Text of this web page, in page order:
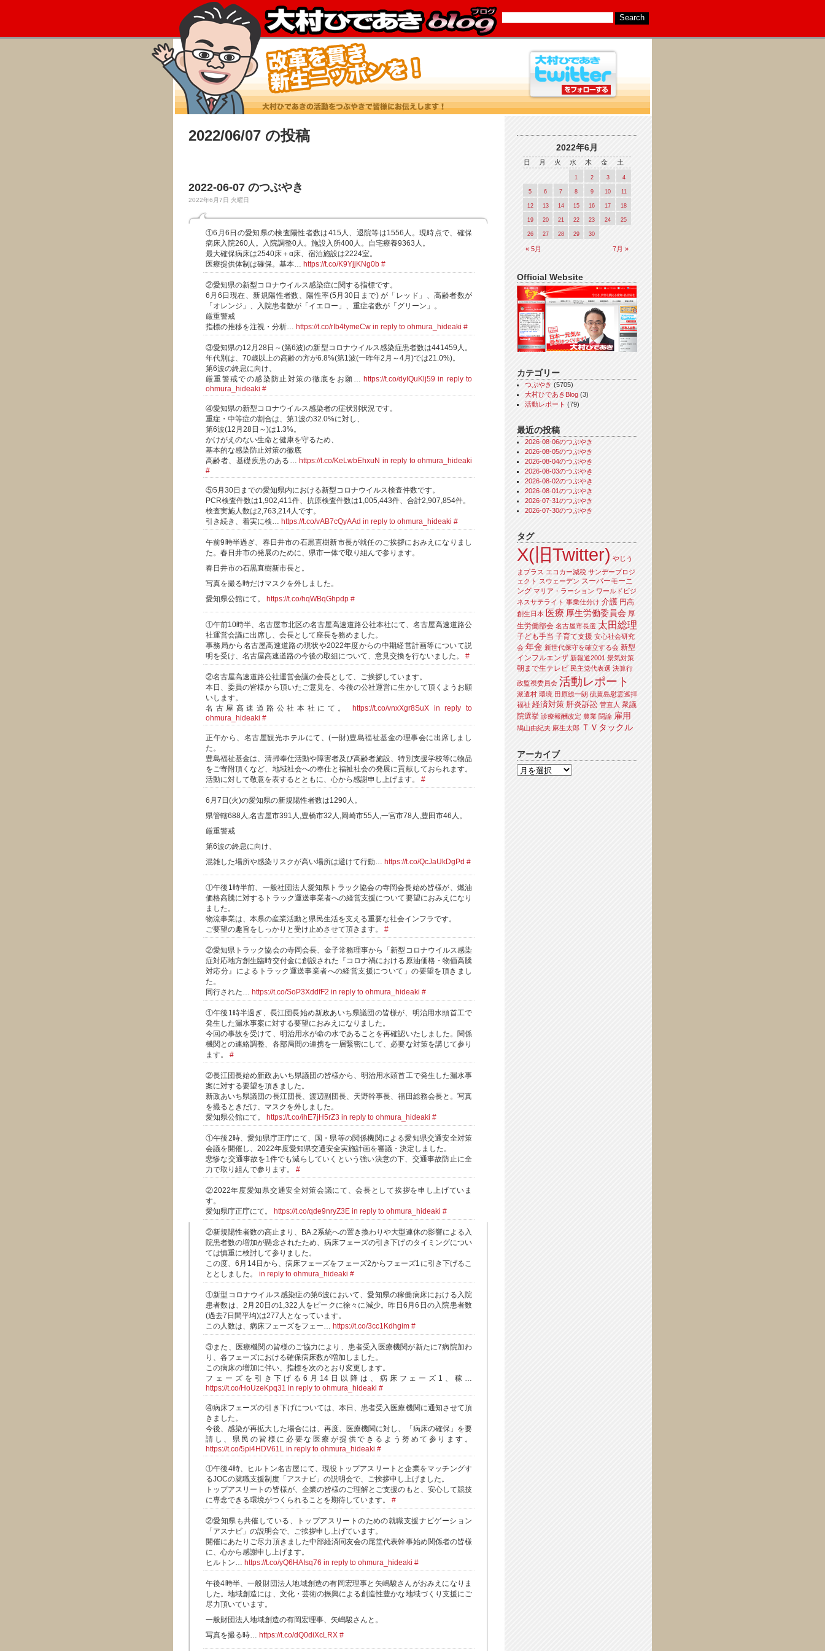
2022/06/07 の投稿
2022-06-07 のつぶやき
2022年6月7日 火曜日
①6月6日の愛知県の検査陽性者数は415人、退院等は1556人。現時点で、確保
病床入院260人。入院調整0人。施設入所400人。自宅療養9363人。
最大確保病床は2540床＋α床、宿泊施設は2224室。
医療提供体制は確保。基本… https://t.co/K9YjjKNg0b #
②愛知県の新型コロナウイルス感染症に関する指標です。
6月6日現在、新規陽性者数、陽性率(5月30日まで) が「レッド」、高齢者数が
「オレンジ」、入院患者数が「イエロー」、重症者数が「グリーン」。
厳重警戒
指標の推移を注視・分析… https://t.co/rIb4tymeCw in reply to ohmura_hideaki #
③愛知県の12月28日～(第6波)の新型コロナウイルス感染症患者数は441459人。
年代別は、70歳以上の高齢の方が6.8%(第1波(一昨年2月～4月)では21.0%)。
第6波の終息に向け、
厳重警戒での感染防止対策の徹底をお願… https://t.co/dyIQuKlj59 in reply to
ohmura_hideaki #
④愛知県の新型コロナウイルス感染者の症状別状況です。
重症・中等症の割合は、第1波の32.0%に対し、
第6波(12月28日～)は1.3%。
かけがえのない生命と健康を守るため、
基本的な感染防止対策の徹底
高齢者、基礎疾患のある… https://t.co/KeLwbEhxuN in reply to ohmura_hideaki
#
⑤5月30日までの愛知県内における新型コロナウイルス検査件数です。
PCR検査件数は1,902,411件、抗原検査件数は1,005,443件、合計2,907,854件。
検査実施人数は2,763,214人です。
引き続き、着実に検… https://t.co/vAB7cQyAAd in reply to ohmura_hideaki #
午前9時半過ぎ、春日井市の石黒直樹新市長が就任のご挨拶におみえになりまし
た。春日井市の発展のために、県市一体で取り組んで参ります。
春日井市の石黒直樹新市長と。
写真を撮る時だけマスクを外しました。
愛知県公館にて。
https://t.co/hqWBqGhpdp #
①午前10時半、名古屋市北区の名古屋高速道路公社本社にて、名古屋高速道路公
社運営会議に出席し、会長として座長を務めました。
事務局から名古屋高速道路の現状や2022年度からの中期経営計画等について説
明を受け、名古屋高速道路の今後の取組について、意見交換を行ないました。 #
②名古屋高速道路公社運営会議の会長として、ご挨拶しています。
本日、委員の皆様から頂いたご意見を、今後の公社運営に生かして頂くようお願
いします。
名古屋高速道路公社本社にて。
https://t.co/vnxXgr8SuX in reply to
ohmura_hideaki #
正午から、名古屋観光ホテルにて、(一財)豊島福祉基金の理事会に出席しまし
た。
豊島福祉基金は、清掃奉仕活動や障害者及び高齢者施設、特別支援学校等に物品
をご寄附頂くなど、地域社会への奉仕と福祉社会の発展に貢献しておられます。
活動に対して敬意を表するとともに、心から感謝申し上げます。 #
6月7日(火)の愛知県の新規陽性者数は1290人。
県管轄688人,名古屋市391人,豊橋市32人,岡崎市55人,一宮市78人,豊田市46人。
厳重警戒
第6波の終息に向け、
混雑した場所や感染リスクが高い場所は避けて行動… https://t.co/QcJaUkDgPd #
①午後1時半前、一般社団法人愛知県トラック協会の寺岡会長始め皆様が、燃油
価格高騰に対するトラック運送事業者への経営支援について要望におみえになり
ました。
物流事業は、本県の産業活動と県民生活を支える重要な社会インフラです。
ご要望の趣旨をしっかりと受け止めさせて頂きます。 #
②愛知県トラック協会の寺岡会長、金子常務理事から「新型コロナウイルス感染
症対応地方創生臨時交付金に創設された『コロナ禍における原油価格・物価高騰
対応分』によるトラック運送事業者への経営支援について」の要望を頂きまし
た。
同行された… https://t.co/SoP3XddfF2 in reply to ohmura_hideaki #
①午後1時半過ぎ、長江団長始め新政あいち県議団の皆様が、明治用水頭首工で
発生した漏水事案に対する要望におみえになりました。
今回の事故を受けて、明治用水が命の水であることを再確認いたしました。関係
機関との連絡調整、各部局間の連携を一層緊密にして、必要な対策を講じて参り
ます。 #
②長江団長始め新政あいち県議団の皆様から、明治用水頭首工で発生した漏水事
案に対する要望を頂きました。
新政あいち県議団の長江団長、渡辺副団長、天野幹事長、福田総務会長と。写真
を撮るときだけ、マスクを外しました。
愛知県公館にて。
https://t.co/ihE7jH5rZ3 in reply to ohmura_hideaki #
①午後2時、愛知県庁正庁にて、国・県等の関係機関による愛知県交通安全対策
会議を開催し、2022年度愛知県交通安全実施計画を審議・決定しました。
悲惨な交通事故を1件でも減らしていくという強い決意の下、交通事故防止に全
力で取り組んで参ります。 #
②2022年度愛知県交通安全対策会議にて、会長として挨拶を申し上げていま
す。
愛知県庁正庁にて。
https://t.co/qde9nryZ3E in reply to ohmura_hideaki #
②新規陽性者数の高止まり、BA.2系統への置き換わりや大型連休の影響による入
院患者数の増加が懸念されたため、病床フェーズの引き下げのタイミングについ
ては慎重に検討して参りました。
この度、6月14日から、病床フェーズをフェーズ2からフェーズ1に引き下げるこ
ととしました。 in reply to ohmura_hideaki #
①新型コロナウイルス感染症の第6波において、愛知県の稼働病床における入院
患者数は、2月20日の1,322人をピークに徐々に減少。昨日6月6日の入院患者数
(過去7日間平均)は277人となっています。
この人数は、病床フェーズをフェー… https://t.co/3cc1Kdhgim #
③また、医療機関の皆様のご協力により、患者受入医療機関が新たに7病院加わ
り、各フェーズにおける確保病床数が増加しました。
この病床の増加に伴い、指標を次のとおり変更します。
フェーズを引き下げる6月14日以降は、病床フェーズ1、稼…
https://t.co/HoUzeKpq31 in reply to ohmura_hideaki #
④病床フェーズの引き下げについては、本日、患者受入医療機関に通知させて頂
きました。
今後、感染が再拡大した場合には、再度、医療機関に対し、「病床の確保」を要
請し、県民の皆様に必要な医療が提供できるよう努めて参ります。
https://t.co/5pi4HDV61L in reply to ohmura_hideaki #
①午後4時、ヒルトン名古屋にて、現役トップアスリートと企業をマッチングす
るJOCの就職支援制度「アスナビ」の説明会で、ご挨拶申し上げました。
トップアスリートの皆様が、企業の皆様のご理解とご支援のもと、安心して競技
に専念できる環境がつくられることを期待しています。 #
②愛知県も共催している、トップアスリートのための就職支援ナビゲーション
「アスナビ」の説明会で、ご挨拶申し上げています。
開催にあたりご尽力頂きました中部経済同友会の尾堂代表幹事始め関係者の皆様
に、心から感謝申し上げます。
ヒルトン… https://t.co/yQ6HAIsq76 in reply to ohmura_hideaki #
午後4時半、一般財団法人地域創造の有岡宏理事と矢嶋駿さんがおみえになりま
した。地域創造には、文化・芸術の振興による創造性豊かな地域づくり支援にご
尽力頂いています。
一般財団法人地域創造の有岡宏理事、矢嶋駿さんと。
写真を撮る時… https://t.co/dQ0diXcLRX #
2022年6月
日 月 火 水 木 金 土
« 5月 7月 »
1 2 3 4
5 6 7 8 9 10 11
12 13 14 15 16 17 18
19 20 21 22 23 24 25
26 27 28 29 30
Official Website
カテゴリー
つぶやき (5705)
大村ひであきBlog (3)
活動レポート (79)
最近の投稿
2026-08-06のつぶやき
2026-08-05のつぶやき
2026-08-04のつぶやき
2026-08-03のつぶやき
2026-08-02のつぶやき
2026-08-01のつぶやき
2026-07-31のつぶやき
2026-07-30のつぶやき
タグ
X(旧Twitter) やじう
まプラス エコカー減税 サンデープロジ
ェクト スウェーデン スーパーモーニ
ング マリア・ラーション ワールドビジ
ネスサテライト 事業仕分け 介護 円高
創生日本 医療 厚生労働委員会 厚
生労働部会 名古屋市長選 太田総理
子ども手当 子育て支援 安心社会研究
会 年金 新世代保守を確立する会 新型
インフルエンザ 新報道2001 景気対策
朝まで生テレビ 民主党代表選 決算行
政監視委員会 活動レポート
派遣村 環境 田原総一朗 硫黄島慰霊巡拝
福祉 経済対策 肝炎訴訟 菅直人 衆議
院選挙 診療報酬改定 農業 闘論 雇用
鳩山由紀夫 麻生太郎 ＴＶタックル
アーカイブ